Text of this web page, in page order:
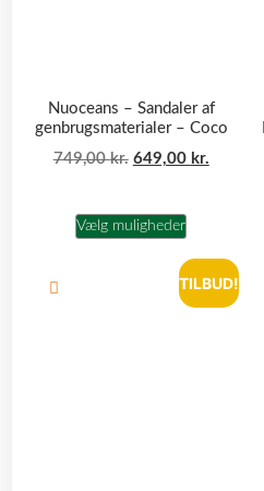
Nuoceans – Sandaler af
genbrugsmaterialer – Coco
749,00kr. 649,00 kr.
Vælg muligheder
TILBUD!